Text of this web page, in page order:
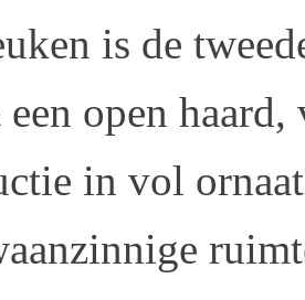
is de
een open
in vol